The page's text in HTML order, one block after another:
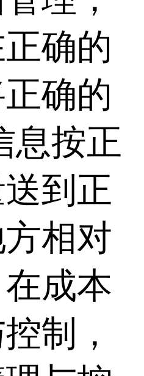
确的
确的
息按正
到正
相对
成本
制，